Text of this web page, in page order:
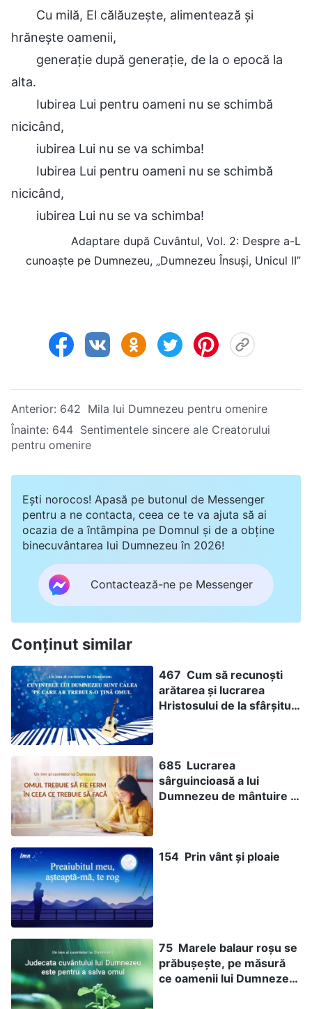
Cu milă, El călăuzește, alimentează și
hrănește oamenii,
generație după generație, de la o epocă la
alta.
Iubirea Lui pentru oameni nu se schimbă
nicicând,
iubirea Lui nu se va schimba!
Iubirea Lui pentru oameni nu se schimbă
nicicând,
iubirea Lui nu se va schimba!
Adaptare după Cuvântul, Vol. 2: Despre a-L
cunoaște pe Dumnezeu, „Dumnezeu Însuși, Unicul II”
Anterior: 642 Mila lui Dumnezeu pentru omenire
Înainte: 644 Sentimentele sincere ale Creatorului
pentru omenire
Ești norocos! Apasă pe butonul de Messenger
pentru a ne contacta, ceea ce te va ajuta să ai
ocazia de a întâmpina pe Domnul și de a obține
binecuvântarea lui Dumnezeu în 2026!
Contactează-ne pe Messenger
Conținut similar
467 Cum să recunoști
arătarea și lucrarea
Hristosului de la sfârșitul
685 Lucrarea
sârguincioasă a lui
Dumnezeu de mântuire a
154 Prin vânt și ploaie
75 Marele balaur roșu se
prăbușește, pe măsură
ce oamenii lui Dumnezeu